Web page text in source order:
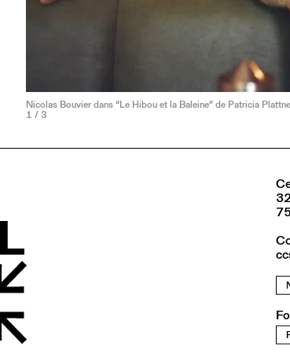
Nicolas Bouvier dans “Le Hibou et la Baleine” de Patricia
1 / 3